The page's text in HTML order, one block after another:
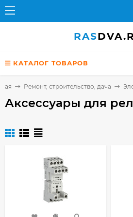
RAS
КАТАЛОГ ТОВАРОВ
Ремонт, строительство, дача
Аксессуары для